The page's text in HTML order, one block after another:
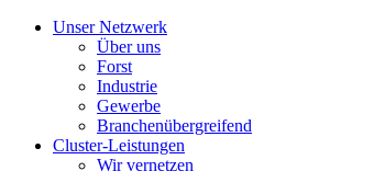
Unser Netzwerk
Über uns
Forst
Industrie
Gewerbe
Branchenübergreifend
Cluster-Leistungen
Wir vernetzen